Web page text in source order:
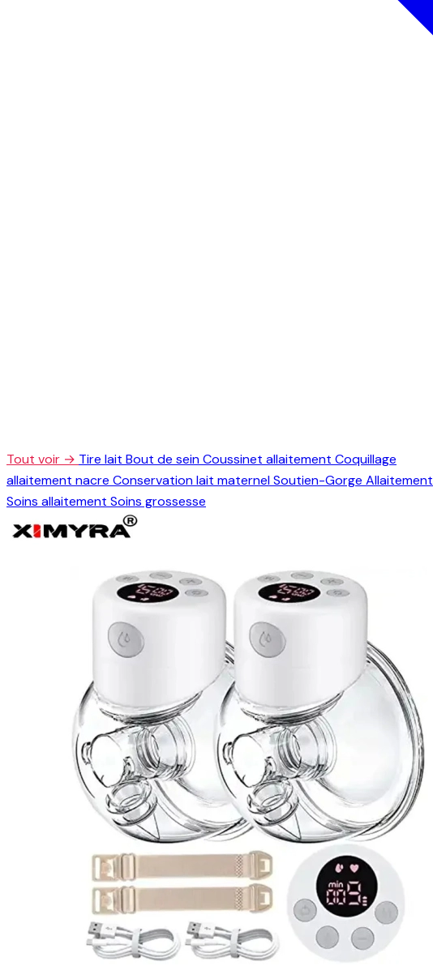
Tout voir → Tire lait Bout de seinCoussinet allaitement Coquillage
allaitement nacre Conservation lait maternelSoutien-Gorge Allaitement
Soins allaitement Soins grossesse